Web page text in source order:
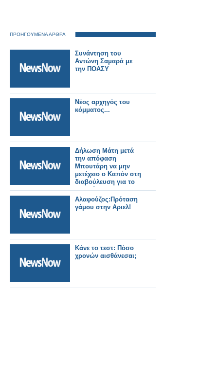
ΠΡΟΗΓΟΥΜΕΝΑ ΑΡΘΡΑ
Συνάντηση του
Αντώνη Σαμαρά με
την ΠΟΑΣΥ
Νέος αρχηγός του
κόμματος...
Δήλωση Μάτη μετά
την απόφαση
Μπουτάρη να μην
μετέχειο ο Καπόν στη
διαβούλευση για το
Αλλατίνι
Αλαφούζος:Πρόταση
γάμου στην Αριελ!
Κάνε το τεστ: Πόσο
χρονών αισθάνεσαι;